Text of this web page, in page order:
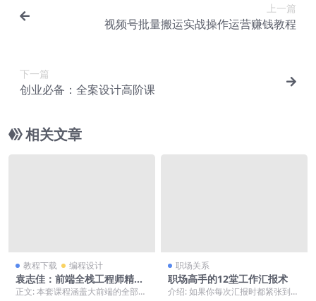
上一篇
视频号批量搬运实战操作运营赚钱教程
下一篇
创业必备：全案设计高阶课
相关文章
教程下载 编程设计
袁志佳：前端全栈工程师精英
班
正文: 本套课程涵盖大前端的全部领
职场关系
职场高手的12堂工作汇报术
介绍: 如果你每次汇报时都紧张到胃